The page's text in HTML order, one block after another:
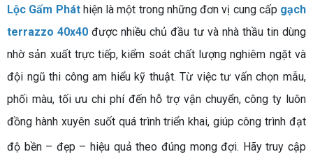
Lộc Gấm Pháthiện là một trong những đơn vị cung cấp gạch
terrazzo 40x40 được nhiều chủ đầu tư và nhà thầu tin dùng
nhờ sản xuất trực tiếp, kiểm soát chất lượng nghiêm ngặt và
đội ngũ thi công am hiểu kỹ thuật. Từ việc tư vấn chọn mẫu,
phối màu, tối ưu chi phí đến hỗ trợ vận chuyển, công ty luôn
đồng hành xuyên suốt quá trình triển khai, giúp công trình đạt
độ bền – đẹp – hiệu quả theo đúng mong đợi. Hãy truy cập